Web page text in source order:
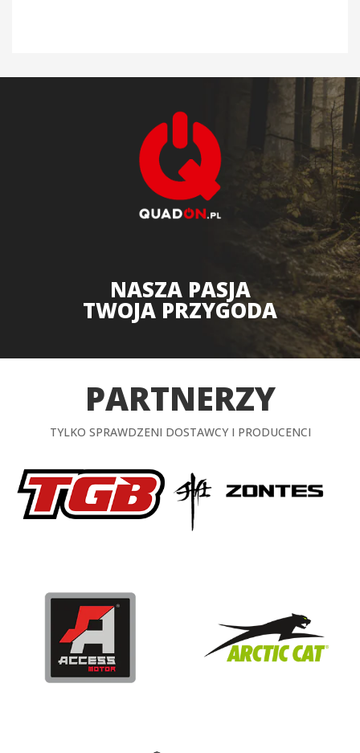
NASZA PASJA
TWOJA PRZYGODA
PARTNERZY
TYLKO SPRAWDZENI DOSTAWCY I PRODUCENCI